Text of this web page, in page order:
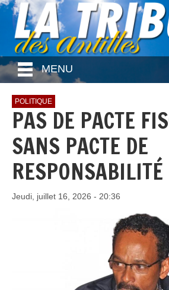
MENU
POLITIQUE
PAS DE PACTE
SANS PACTE DE
RESPONSABILITÉ
Jeudi, juillet 16, 2026 - 20:36